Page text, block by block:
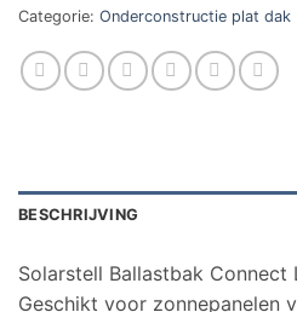
Categorie: Onderconstructie plat dak
BESCHRIJVING
Solarstell Ballastbak Connect
Geschikt voor zonnepanelen